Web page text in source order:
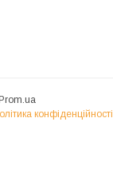
Prom.ua
конфіденційності